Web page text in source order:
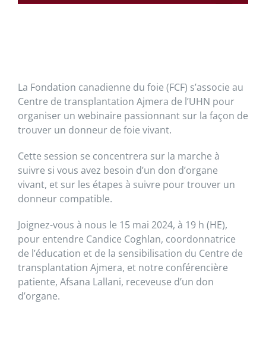
La Fondation canadienne du foie (FCF) s’associe au
Centre de transplantation Ajmera de l’UHN pour
organiser un webinaire passionnant sur la façon de
trouver un donneur de foie vivant.
Cette session se concentrera sur la marche à
suivre si vous avez besoin d’un don d’organe
vivant, et sur les étapes à suivre pour trouver un
donneur compatible.
Joignez-vous à nous le 15 mai 2024, à 19 h (HE),
pour entendre Candice Coghlan, coordonnatrice
de l’éducation et de la sensibilisation du Centre de
transplantation Ajmera, et notre conférencière
patiente, Afsana Lallani, receveuse d’un don
d’organe.